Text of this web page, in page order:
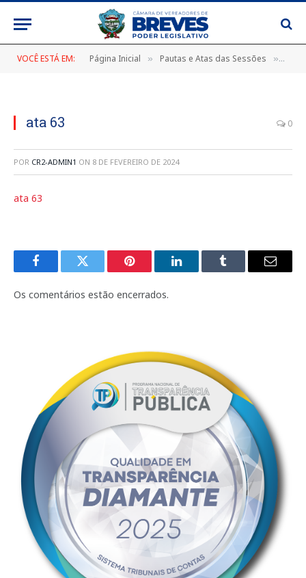
VOCÊ ESTÁ EM: Página Inicial » Pautas e Atas das Sessões »
ata 63 0
POR CR2-ADMIN1 ON 8 DE FEVEREIRO DE 2024
ata 63
FacebookTwitter Pinterest LinkedInTumblr
E-
Os comentários estão encerrados.